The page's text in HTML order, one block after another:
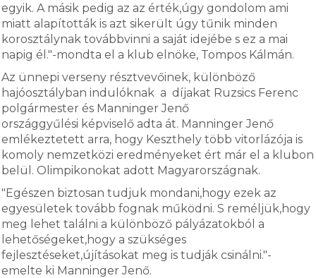
egyik. A másik pedig az az érték,úgy gondolom ami
miatt alapították is azt sikerült úgy tűnik minden
korosztálynak továbbvinni a saját idejébe s ez a mai
napig él."-mondta el a klub elnöke, Tompos Kálmán.
Az ünnepi verseny résztvevőinek, különböző
hajóosztályban indulóknak a díjakat Ruzsics Ferenc
polgármester és Manninger Jenő
országgyűlési képviselő adta át. Manninger Jenő
emlékeztetett arra, hogy Keszthely több vitorlázója is
komoly nemzetközi eredményeket ért már el a klubon
belül. Olimpikonokat adott Magyarországnak.
"Egészen biztosan tudjuk mondani,hogy ezek az
egyesületek tovább fognak működni. S reméljük,hogy
meg lehet találni a különböző pályázatokból a
lehetőségeket,hogy a szükséges
fejlesztéseket,újításokat meg is tudják csinálni."-
emelte ki Manninger Jenő.